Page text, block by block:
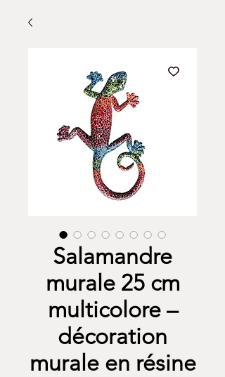
Salamandre
murale 25 cm
multicolore –
décoration
murale en résine